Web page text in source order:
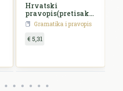
Hrvatski
pravopis(pretisak
iz 1971)
Gramatika i pravopis
€ 5,31